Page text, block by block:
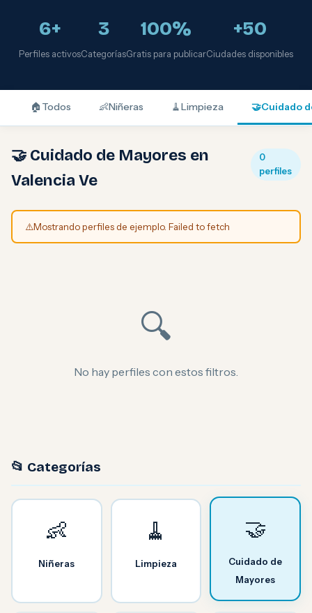
6+
Perfiles activos
3
Categorías
100%
Gratis para publicar
+50
Ciudades disponibles
🏠 Todos 👶Niñeras 🧹Limpieza 🤝Cuidado
🤝 Cuidado de Mayores en
Valencia Ve
0
perfiles
⚠️Mostrando perfiles de ejemplo. Failed to fetch
🔍
No hay perfiles con estos filtros.
📂 Categorías
👶
Niñeras
🧹
Limpieza
🤝
Cuidado de
Mayores